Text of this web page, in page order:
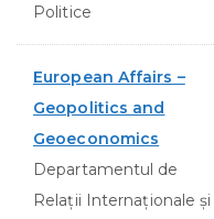
Politice
European Affairs –
Geopolitics and
Geoeconomics
Departamentul de
Relații Internaționale și